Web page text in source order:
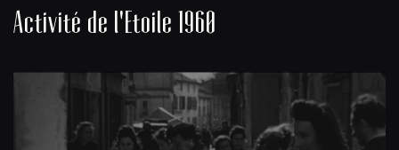
Activité de l'Etoile 1960